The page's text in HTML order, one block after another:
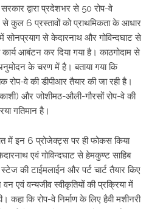
द्वारा प्रदेशभर से 50 रोप-वे
से कुल 6 प्रस्तावों को प्राथमिकता के आधार
सोनप्रयाग से केदारनाथ और गोविन्दघाट से
आबंटन कर दिया गया है। काठगोदाम से
के चरण में है। बताया गया कि
रोप-वे की डीपीआर तैयार की जा रही है।
और जोशीमठ-औली-गौरसों रोप-वे की
गतिमान है।
इन 6 प्रोजेक्ट्स पर ही फोकस किया
एवं गोविन्दघाट से हेमकुण्ट साहिब
की टाईमलाईन और पर्ट चार्ट तैयार किए
एवं वन्यजीव स्वीकृतियों की प्रक्रिया में
कहा कि रोप-वे निर्माण के लिए हैवी मशीनरी